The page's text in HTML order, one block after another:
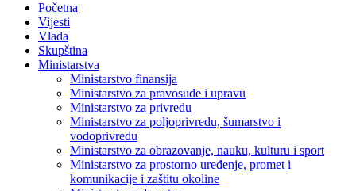
Početna
Vijesti
Vlada
Skupština
Ministarstva
Ministarstvo finansija
Ministarstvo za pravosuđe i upravu
Ministarstvo za privredu
Ministarstvo za poljoprivredu, šumarstvo i
vodoprivredu
Ministarstvo za obrazovanje, nauku, kulturu i sport
Ministarstvo za prostorno uređenje, promet i
komunikacije i zaštitu okoline